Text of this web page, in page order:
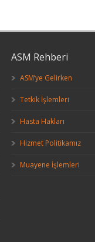
ASM Rehberi
ASM’ye Gelirken
Tetkik İşlemleri
Hasta Hakları
Hizmet Politikamız
Muayene İşlemleri